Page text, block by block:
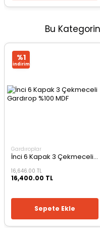
Bu
%1
i̇ndirim
Gardıroplar
İnci 6 Kapak 3 Çekmeceli Gardırop %100 MDF
16,646.00 TL
16,400.00 TL
Sepete Ekle